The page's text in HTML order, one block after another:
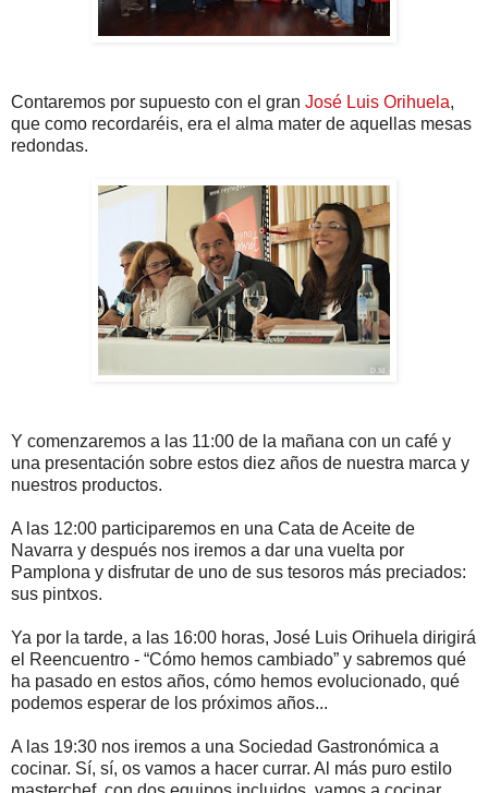
Contaremos por supuesto con el gran José Luis Orihuela,
que como recordaréis, era el alma mater de aquellas mesas
redondas.
Y comenzaremos a las 11:00 de la mañana con un café y
una presentación sobre estos diez años de nuestra marca y
nuestros productos.
A las 12:00 participaremos en una Cata de Aceite de
Navarra y después nos iremos a dar una vuelta por
Pamplona y disfrutar de uno de sus tesoros más preciados:
sus pintxos.
Ya por la tarde, a las 16:00 horas, José Luis Orihuela dirigirá
el Reencuentro - “Cómo hemos cambiado” y sabremos qué
ha pasado en estos años, cómo hemos evolucionado, qué
podemos esperar de los próximos años...
A las 19:30 nos iremos a una Sociedad Gastronómica a
cocinar. Sí, sí, os vamos a hacer currar. Al más puro estilo